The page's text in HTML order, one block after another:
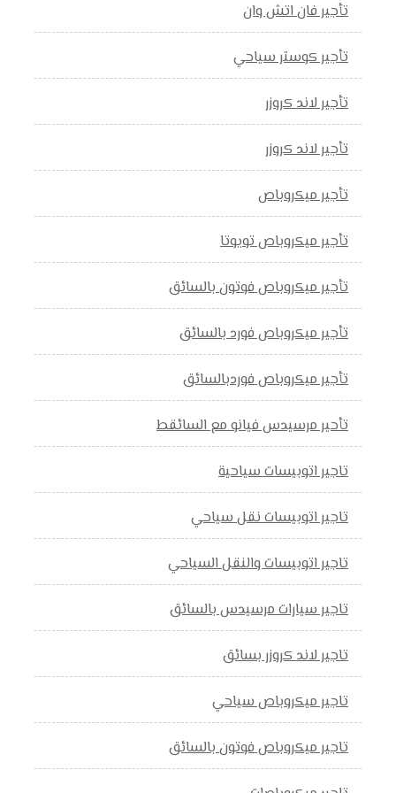
تأجير فان اتش وان
تأجير كوستر سياحي
تأجير لاند كروزر
تأجير لاند كروزر
تأجير ميكروباص
تأجير ميكروباص تويوتا
تأجير ميكروباص فوتون بالسائق
تأجير ميكروباص فورد بالسائق
تأجير ميكروباص فوردبالسائق
تأحير مرسيدس فيانو مع السائقط
تاجير اتوبيسات سياحية
تاجير اتوبيسات نقل سياحي
تاجير اتوبيسات والنقل السياحي
تاجير سيارات مرسيدس بالسائق
تاجير لاند كروزر بسائق
تاجير ميكروباص سياحي
تاجير ميكروباص فوتون بالسائق